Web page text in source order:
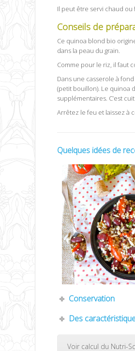
Il peut être servi chaud
Conseils de
Ce quinoa blond bio
dans la peau du grain.
Comme pour le riz, il faut
Dans une casserole à
(petit bouillon). Le quinoa
supplémentaires. C’est
Arrêtez le feu et laissez à
Quelques idées de
Conservation
Des
Voir calcul du Nutri-